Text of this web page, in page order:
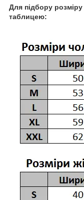
Для підбору
таблицею: